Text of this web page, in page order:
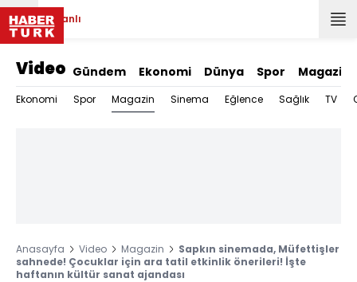
Canlı
Video Gündem Ekonomi Dünya Spor Magazin
Ekonomi Spor Magazin Sinema Eğlence Sağlık TV
Anasayfa Video Magazin
Sapkın sinemada, Müfettişler
sahnede! Çocuklar için ara tatil etkinlik önerileri! İşte
haftanın kültür sanat ajandası